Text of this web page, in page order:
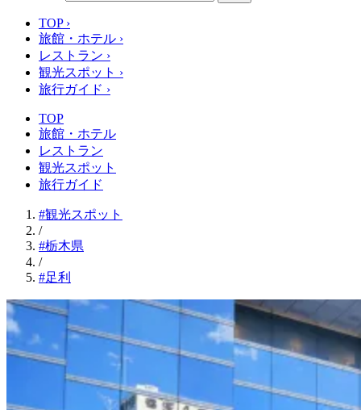
TOP ›
旅館・ホテル ›
レストラン ›
観光スポット ›
旅行ガイド ›
TOP
旅館・ホテル
レストラン
観光スポット
旅行ガイド
#観光スポット
/
#栃木県
/
#足利